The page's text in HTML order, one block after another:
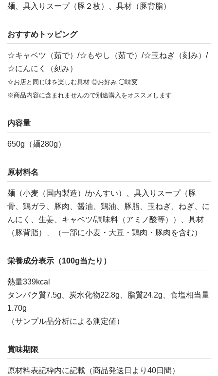
麺、具入りスープ（豚２枚）、具材（豚背脂）
おすすめトッピング
☆キャベツ（茹で）/☆もやし（茹で）/☆玉ねぎ（刻み）/
☆にんにく（刻み）
☆お店と同じ味を楽しむ具材 ◎お好み ◯味変
※商品内容に含まれませんので別途購入をオススメします
内容量
650g（麺280g）
原材料名
麺（小麦（国内製造）/かんすい）、具入りスープ（豚
骨、鶏ガラ、豚肉、醤油、鶏油、豚脂、玉ねぎ、ねぎ、に
んにく、生姜、キャベツ/調味料（アミノ酸等））、具材
（豚背脂）、（一部に小麦・大豆・鶏肉・豚肉を含む）
栄養成分表示（100g当たり）
熱量339kcal
タンパク質7.5g、炭水化物22.8g、脂質24.2g、食塩相当量
1.70g
（サンプル品分析による測定値）
賞味期限
原材料表記枠内に記載（商品発送日より40日間）